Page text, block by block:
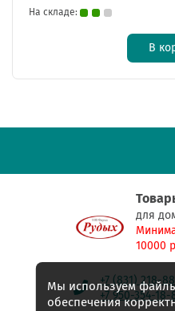
На складе:
В
для
10000
+7 (831) 218-
+7 950-354-18-
Мы используем
обеспечения